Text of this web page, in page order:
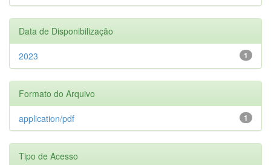
Data de Disponibilização
1
2023
Formato do Arquivo
1
application/pdf
Tipo de Acesso